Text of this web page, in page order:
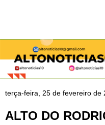
terça-feira, 25 de fevereiro de
ALTO DO